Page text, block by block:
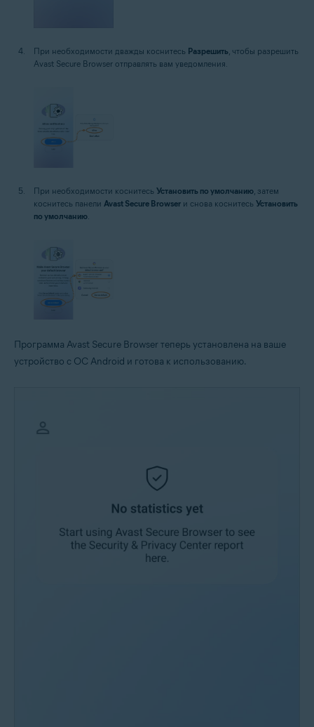
При необходимости дважды коснитесь Разрешить , чтобы разрешить
Avast Secure Browser отправлять вам уведомления.
При необходимости коснитесь Установить по умолчанию , затем
коснитесь панели Avast Secure Browser и снова коснитесь Установить
по умолчанию
Программа Avast Secure Browser теперь установлена на ваше
устройство с ОС Android и готова к использованию.